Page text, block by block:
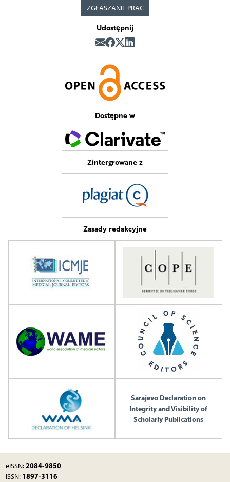
ZGŁASZANIE PRAC
Udostępnij
Dostępne w
Zintergrowane z
Zasady redakcyjne
Sarajevo Declaration on
Integrity and Visibility of
Scholarly Publications
eISSN:2084-9850
ISSN: 1897-3116